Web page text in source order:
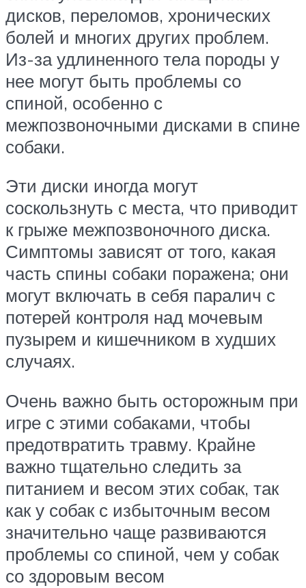
дисков, переломов, хронических
болей и многих других проблем.
Из-за удлиненного тела породы у
нее могут быть проблемы со
спиной, особенно с
межпозвоночными дисками в спине
собаки.
Эти диски иногда могут
соскользнуть с места, что приводит
к грыже межпозвоночного диска.
Симптомы зависят от того, какая
часть спины собаки поражена; они
могут включать в себя паралич с
потерей контроля над мочевым
пузырем и кишечником в худших
случаях.
Очень важно быть осторожным при
игре с этими собаками, чтобы
предотвратить травму. Крайне
важно тщательно следить за
питанием и весом этих собак, так
как у собак с избыточным весом
значительно чаще развиваются
проблемы со спиной, чем у собак
со здоровым весом